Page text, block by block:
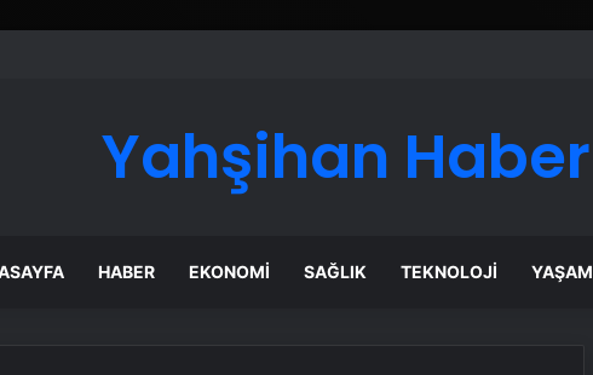
İle Akıllı Dijital Taşımacılık Yazılımı
Yahşihan Haber
HABER EKONOMI SAĞLIK TEKNOLOJI YAŞAM